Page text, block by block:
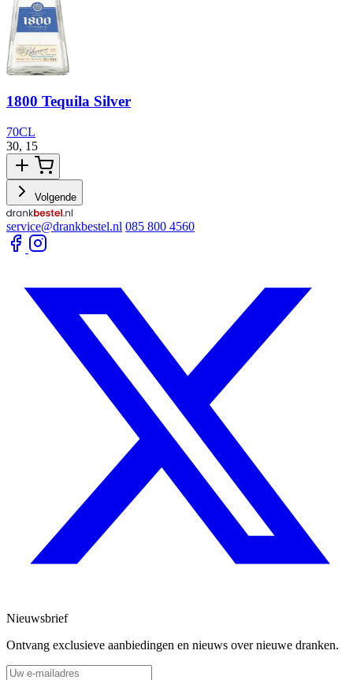
1800 Tequila Silver
70CL
30, 15
Volgende
service@drankbestel.nl 085 800 4560
Nieuwsbrief
Ontvang exclusieve aanbiedingen en nieuws over nieuwe dranken.